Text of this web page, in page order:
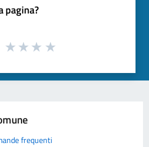
pagina?
frequenti